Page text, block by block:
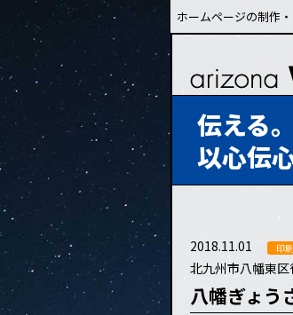
ホームページの制作
伝える
以心伝
2018.11.01 印刷
北九州市八幡東区
八幡ぎょう